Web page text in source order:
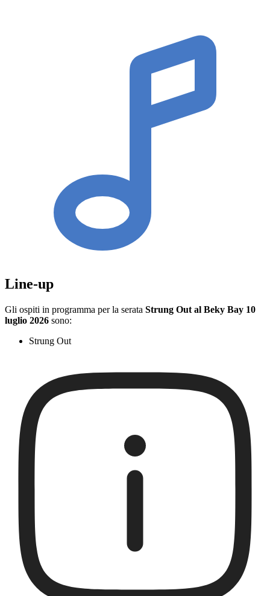
Line-up
Gli ospiti in programma per la serata Strung Out al Beky Bay 10
luglio 2026 sono:
Strung Out